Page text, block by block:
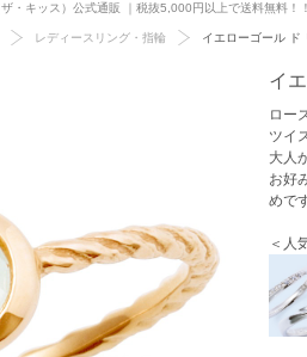
・キッス）公式通販 ｜税抜5,000円以上で送料無料！！
レディースリング・指輪 イエローゴール
イ
ロー
ツイ
大人
お好
めで
＜人